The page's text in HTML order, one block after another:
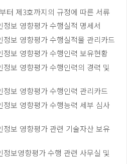
터 제3호까지의 규정에 따른 서류
보 영향평가 수행실적 명세서
정보 영향평가 수행실적물 관리카드
정보 영향평가 수행인력 보유현황
보 영향평가 수행인력의 경력 및
정보 영향평가 수행인력 관리카드
정보 영향평가 수행능력 세부 심사
정보 영향평가 관련 기술자산 보유
보영향평가 수행 관련 사무실 및